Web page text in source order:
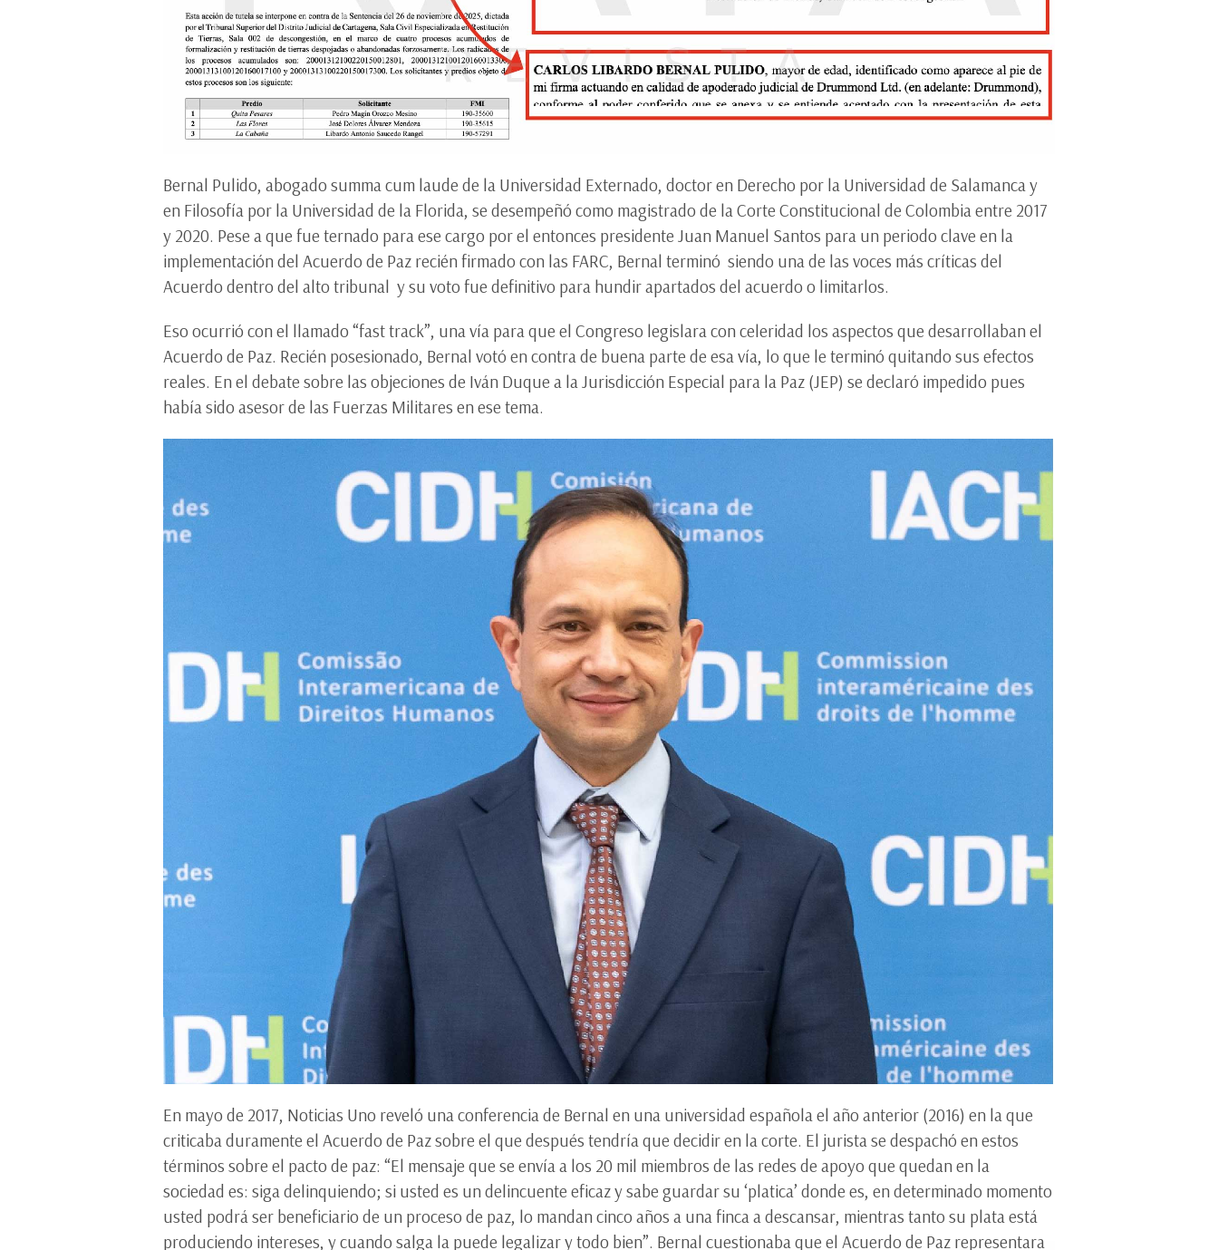
Bernal Pulido, abogado summa cum laude de la Universidad Externado, doctor en Derecho por la Universidad de Salamanca y
en Filosofía por la Universidad de la Florida, se desempeñó como magistrado de la Corte Constitucional de Colombia entre 2017
y 2020. Pese a que fue ternado para ese cargo por el entonces presidente Juan Manuel Santos para un periodo clave en la
implementación del Acuerdo de Paz recién firmado con las FARC, Bernal terminó siendo una de las voces más críticas del
Acuerdo dentro del alto tribunal y su voto fue definitivo para hundir apartados del acuerdo o limitarlos.
Eso ocurrió con el llamado “fast track”, una vía para que el Congreso legislara con celeridad los aspectos que desarrollaban el
Acuerdo de Paz. Recién posesionado, Bernal votó en contra de buena parte de esa vía, lo que le terminó quitando sus efectos
reales. En el debate sobre las objeciones de Iván Duque a la Jurisdicción Especial para la Paz (JEP) se declaró impedido pues
había sido asesor de las Fuerzas Militares en ese tema.
En mayo de 2017, Noticias Uno reveló una conferencia de Bernal en una universidad española el año anterior (2016) en la que
criticaba duramente el Acuerdo de Paz sobre el que después tendría que decidir en la corte. El jurista se despachó en estos
términos sobre el pacto de paz: “El mensaje que se envía a los 20 mil miembros de las redes de apoyo que quedan en la
sociedad es: siga delinquiendo; si usted es un delincuente eficaz y sabe guardar su ‘platica’ donde es, en determinado momento
usted podrá ser beneficiario de un proceso de paz, lo mandan cinco años a una finca a descansar, mientras tanto su plata está
produciendo intereses, y cuando salga la puede legalizar y todo bien”. Bernal cuestionaba que el Acuerdo de Paz representara